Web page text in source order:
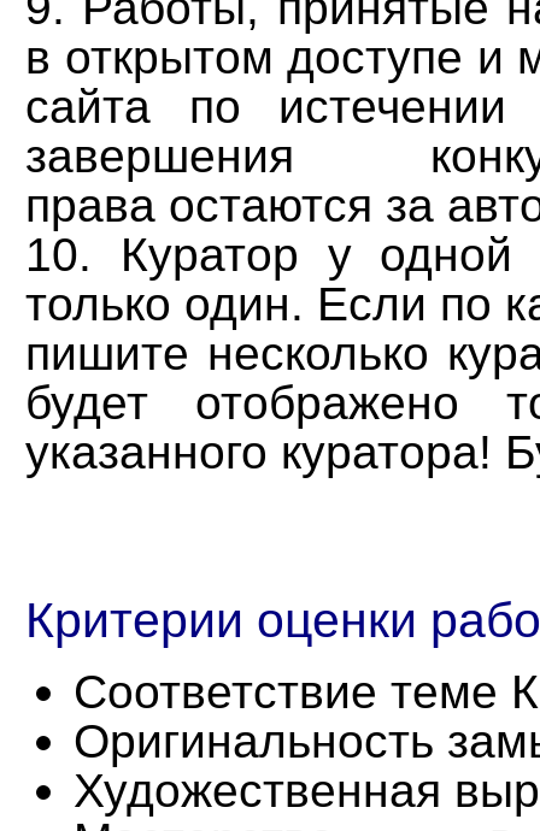
в открытом доступе и
сайта по
завершения
права остаются за
10. Куратор у
только один. Если по
пишите несколько
будет отображено
указанного куратора!
Критерии оценки
Соответствие теме
Оригинальность
Художественная